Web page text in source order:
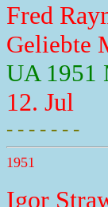
Fred
Geliebte
UA 1951
12. Jul
- - - - - - -
1951
Igor